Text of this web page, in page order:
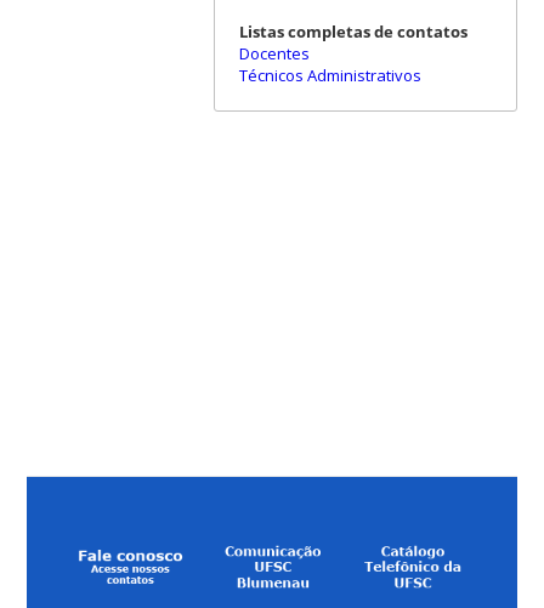
Listas completas de contatos
Docentes
Técnicos Administrativos